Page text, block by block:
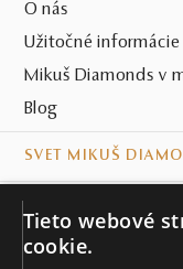
O nás
Užitočné informácie
Mikuš Diamonds v
Blog
SVET MIKUŠ
KONTAKT
Tieto webové
cookie.